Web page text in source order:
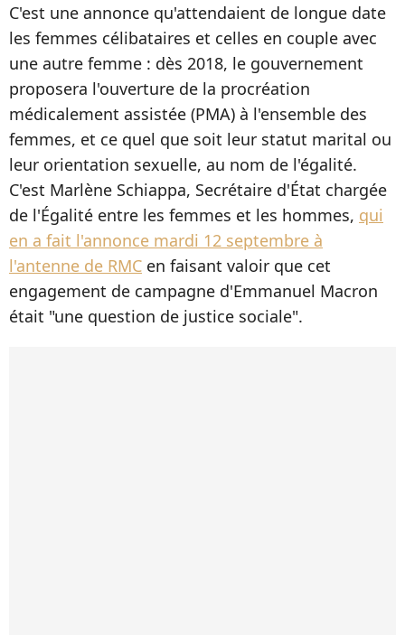
C'est une annonce qu'attendaient de longue date
les femmes célibataires et celles en couple avec
une autre femme : dès 2018, le gouvernement
proposera l'ouverture de la procréation
médicalement assistée (PMA) à l'ensemble des
femmes, et ce quel que soit leur statut marital ou
leur orientation sexuelle, au nom de l'égalité.
C'est Marlène Schiappa, Secrétaire d'État chargée
de l'Égalité entre les femmes et les hommes, qui
en a fait l'annonce mardi 12 septembre à
l'antenne de RMC en faisant valoir que cet
engagement de campagne d'Emmanuel Macron
était "une question de justice sociale".